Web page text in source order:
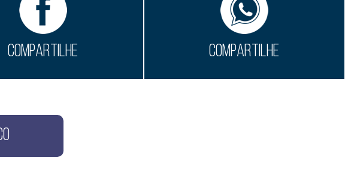
COMPARTILHE COMPARTILHE